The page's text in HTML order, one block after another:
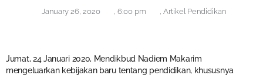
January 26, 2020 , 6:00 pm , Artikel Pendidikan
Jumat, 24 Januari 2020, Mendikbud Nadiem Makarim
mengeluarkan kebijakan baru tentang pendidikan, khususnya